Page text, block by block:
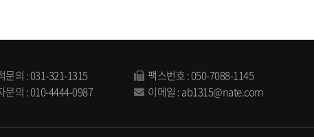
문의 :031-321-1315
문의 :010-4444-0987
팩스번호 : 050-7088-1145
이메일 :ab1315@nate.com